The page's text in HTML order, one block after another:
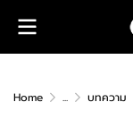
Home ... บทความ